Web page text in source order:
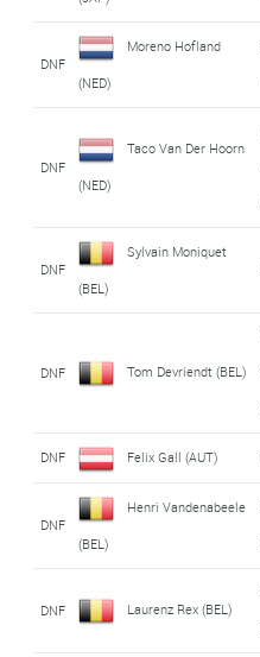
DNF
Moreno Hofland
(NED)
DNF
Taco Van Der Hoorn
(NED)
DNF
Sylvain Moniquet
(BEL)
DNF Tom Devriendt (BEL)
DNF Felix Gall (AUT)
DNF
Henri Vandenabeele
(BEL)
DNF Laurenz Rex (BEL)